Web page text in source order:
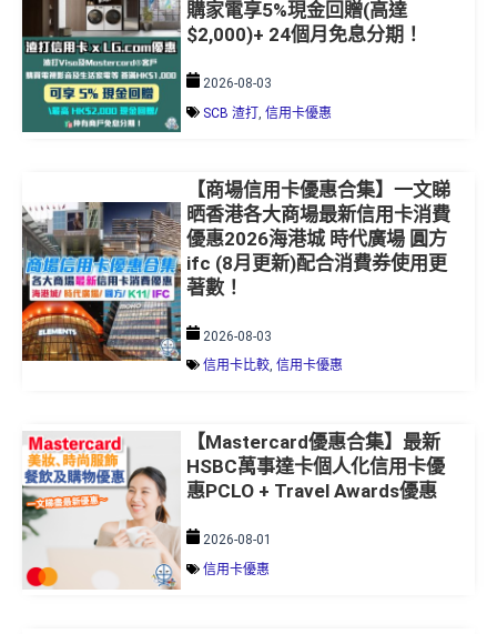
購家電享5%現金回贈(高達
$2,000)+ 24個月免息分期！
2026-08-03
SCB 渣打, 信用卡優惠
【商場信用卡優惠合集】一文睇
晒香港各大商場最新信用卡消費
優惠2026海港城 時代廣場 圓方
ifc (8月更新)配合消費券使用更
著數！
2026-08-03
信用卡比較, 信用卡優惠
【Mastercard優惠合集】最新
HSBC萬事達卡個人化信用卡優
惠PCLO + Travel Awards優惠
2026-08-01
信用卡優惠